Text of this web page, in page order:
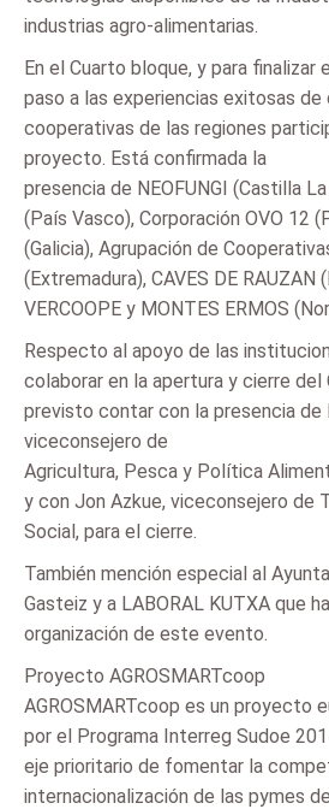
industrias agro-alimentarias.
En el Cuarto bloque, y para finalizar
paso a las experiencias exitosas de
cooperativas de las regiones
proyecto. Está confirmada la
presencia de NEOFUNGI (Castilla
(País Vasco), Corporación OVO 12
(Galicia), Agrupación de
(Extremadura), CAVES DE RAUZAN
VERCOOPE y MONTES ERMOS
Respecto al apoyo de las
colaborar en la apertura y cierre del
previsto contar con la presencia de
viceconsejero de
Agricultura, Pesca y Política
y con Jon Azkue, viceconsejero de
Social, para el cierre.
También mención especial al
Gasteiz y a LABORAL KUTXA que
organización de este evento.
Proyecto AGROSMARTcoop
AGROSMARTcoop es un proyecto
por el Programa Interreg Sudoe
eje prioritario de fomentar la
internacionalización de las pymes